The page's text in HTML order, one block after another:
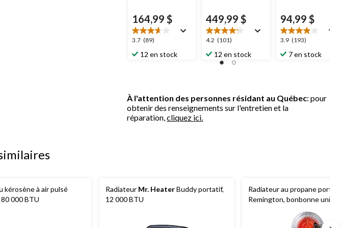
164,99 $
3.7 (89)
3.7
étoile(s)
sur
12 en stock
449,99 $
4.2 (101)
4.2
étoile(s)
sur
12 en stock
94,99 $
3.9 (193)
3.9
étoile(s)
sur
7 en stock
À l'attention des personnes résidant au Québec: pour
obtenir des renseignements sur l'entretien et la
réparation,cliquez ici.
kérosène à air pulsé
000 BTU
Radiateur Mr. HeaterBuddy portatif,
12 000 BTU
Radiateur au propane portatif
Remington, bonbonne